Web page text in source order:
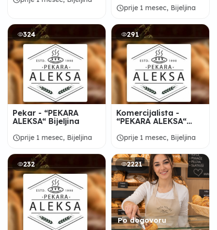
scheduleprije 1 mesec, Bijeljina
324
Pekar - “PEKARA
ALEKSA“ Bijeljina
scheduleprije 1 mesec, Bijeljina
291
Komercijalista -
“PEKARA ALEKSA“
scheduleprije 1 mesec, Bijeljina
232 2221
Po dogovoru